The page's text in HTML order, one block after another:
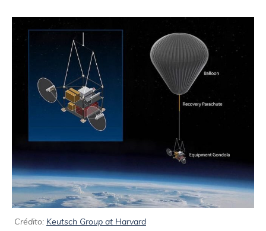
Crédito: Keutsch Group at Harvard